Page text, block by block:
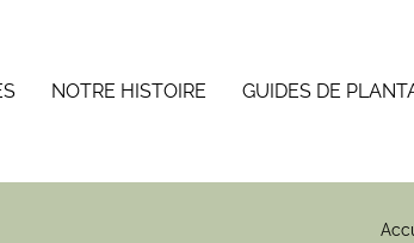
NOTRE HISTOIRE GUIDES DE